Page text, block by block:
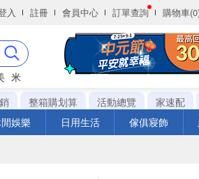
入 註冊 會員中心 訂單查詢 購物車
米
整箱購划算 活動總覽 家速配
娛樂 日用生活 傢俱寢飾